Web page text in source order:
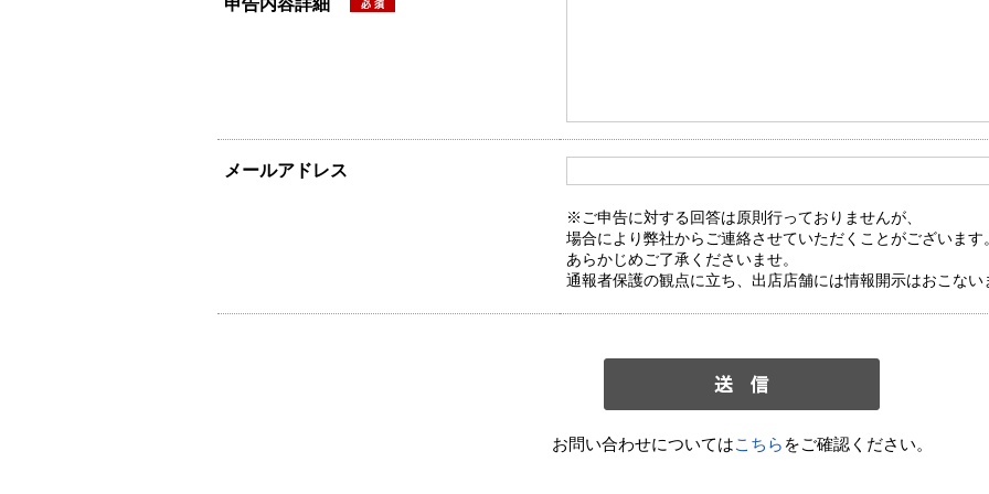
申告内容詳細
メールアドレス
※ご申告に対する回答は原則行っておりませんが、
場合により弊社からご連絡させていただくことがございます。
あらかじめご了承くださいませ。
通報者保護の観点に立ち、出店店舗には情報開示はおこない
お問い合わせについてはこちら をご確認ください。